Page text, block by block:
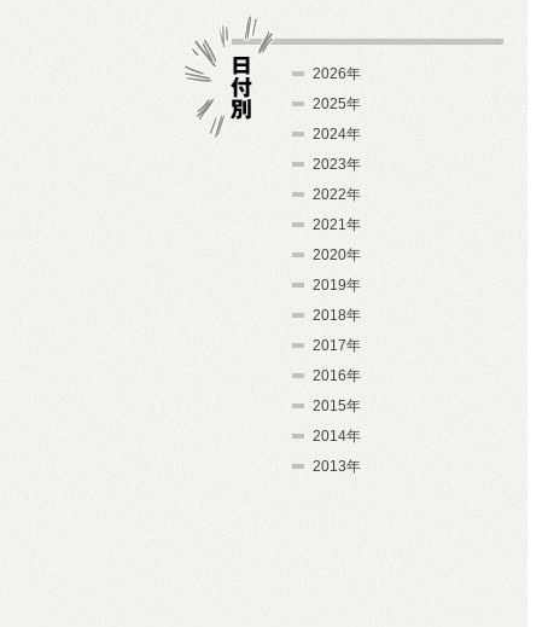
2026年
2025年
2024年
2023年
2022年
2021年
2020年
2019年
2018年
2017年
2016年
2015年
2014年
2013年